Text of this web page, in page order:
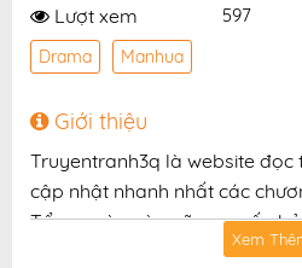
Lượt xem 597
Drama Manhua
Giới thiệu
Truyentranh3q là website đọc
cập nhật nhanh nhất các
Tổng ngày nào cũng muốn
hình ảnh sắc nét, bản dịch
Xem